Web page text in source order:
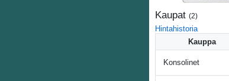
Kaupat (2)
Hintahistoria
Kauppa
Konsolinet